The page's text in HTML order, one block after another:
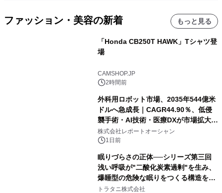
ファッション・美容の新着 もっと見る
「Honda CB250T HAWK」Tシャツ登
場
CAMSHOP.JP
2時間前
外科用ロボット市場、2035年544億米
ドルへ急成長｜CAGR44.90％、低侵
襲手術・AI技術・医療DXが市場拡大を
牽引
株式会社レポートオーシャン
1日前
眠りづらさの正体──シリーズ第三回
浅い呼吸が"二酸化炭素過剰"を生み、
爆睡型の危険な眠りをつくる構造を解
説
トラタニ株式会社